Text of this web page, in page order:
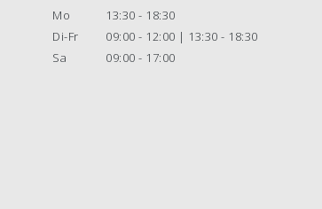
Mo
13:30 - 18:30
Di-Fr
09:00 - 12:00 | 13:30 - 18:30
Sa
09:00 - 17:00